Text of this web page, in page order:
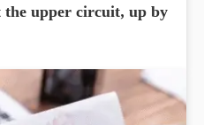
upper circuit, up by